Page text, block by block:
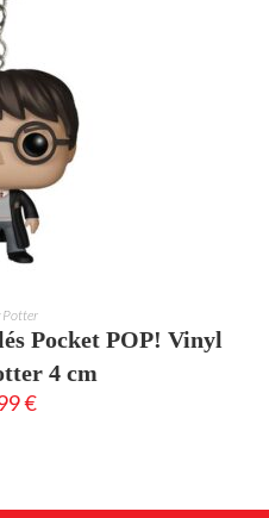
PANIER
Potter
Pocket POP! Vinyl
4 cm
€